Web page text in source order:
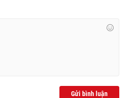
Gửi bình luận